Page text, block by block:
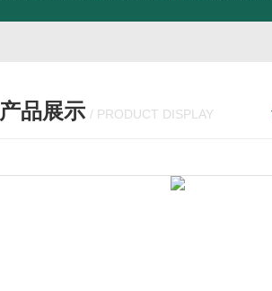
产品展示 / PRODUCT DISPLAY